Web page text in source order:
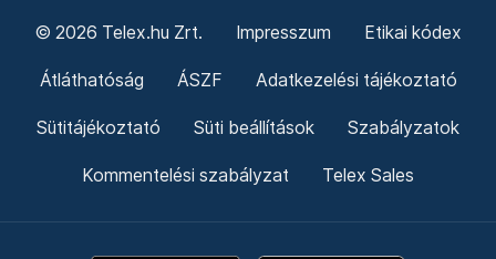
© 2026 Telex.hu Zrt. Impresszum Etikai kódex
Átláthatóság ÁSZF Adatkezelési tájékoztató
Sütitájékoztató Süti beállítások Szabályzatok
Kommentelési szabályzat Telex Sales